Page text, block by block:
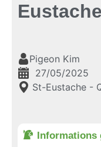
Pigeon Kim
27/05/2025
St-Eustache -
Informations